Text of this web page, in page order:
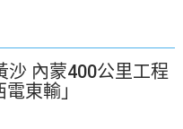
沙 內蒙400公里工程
東輸」